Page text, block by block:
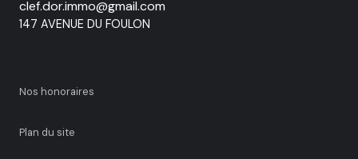
clef.dor.immo@gmail.com
147 AVENUE DU FOULON
nos honoraires
plan du site